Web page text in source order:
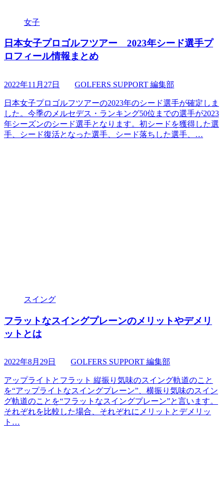
女子
日本女子プロゴルフツアー 2023年シード選手プ
ロフィール情報まとめ
2022年11月27日 GOLFERS SUPPORT 編集部
日本女子プロゴルフツアーの2023年のシード選手が確定しま
した。今季のメルセデス・ランキング50位までの選手が2023
年シーズンのシード選手となります。初シードを獲得した選
手、シード復活となった選手、シード落ちした選手、…
スイング
フラットなスイングプレーンのメリットやデメリ
ットとは
2022年8月29日 GOLFERS SUPPORT 編集部
アップライトとフラット 縦振り気味のスイング軌道のこと
を“アップライトなスイングプレーン”、横振り気味のスイン
グ軌道のことを“フラットなスイングプレーン”と言います。
それぞれを比較した場合、それぞれにメリットとデメリッ
ト…